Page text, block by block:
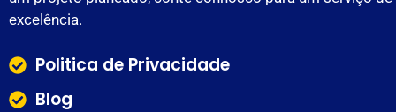
excelência.
Politica de Privacidade
Blog